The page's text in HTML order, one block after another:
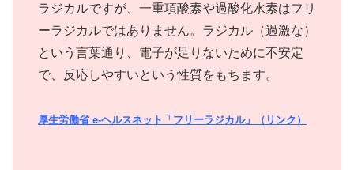
ラジカルですが、一重項酸素や過酸化水素はフリ
ーラジカルではありません。ラジカル（過激な）
という言葉通り、電子が足りないために不安定
で、反応しやすいという性質をもちます。
厚生労働省 e-ヘルスネット「フリーラジカル」（リンク）